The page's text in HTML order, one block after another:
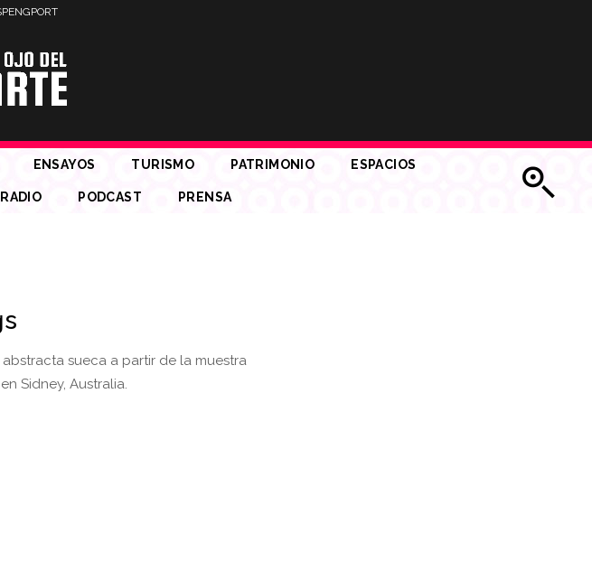
ENGPORT
ENSAYOS TURISMO PATRIMONIO ESPACIOS
RADIO PODCAST PRENSA
sueca a partir de la muestra
Sidney, Australia.